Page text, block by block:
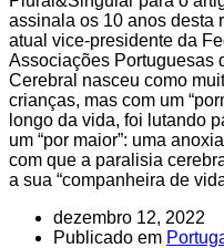
assinala os 10 anos desta
atual vice-presidente da
Associações Portuguesas
Cerebral nasceu como
crianças, mas com um
longo da vida, foi lutando
um “por maior”: uma
com que a paralisia
a sua “companheira de
dezembro 12, 2022
Publicado em